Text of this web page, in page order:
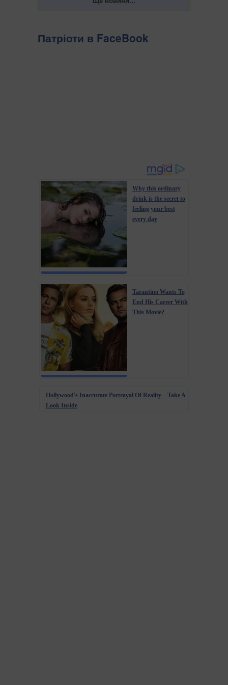
Патріоти в FaceBook
Why this ordinary
drink is the secret to
feeling your best
every day
Tarantino Wants To
End His Career With
This Movie?
Hollywood's Inaccurate Portrayal Of Reality – Take A
Look Inside